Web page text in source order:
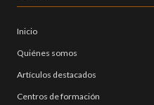
Inicio
Quiénes somos
Artículos destacados
Centros de formación